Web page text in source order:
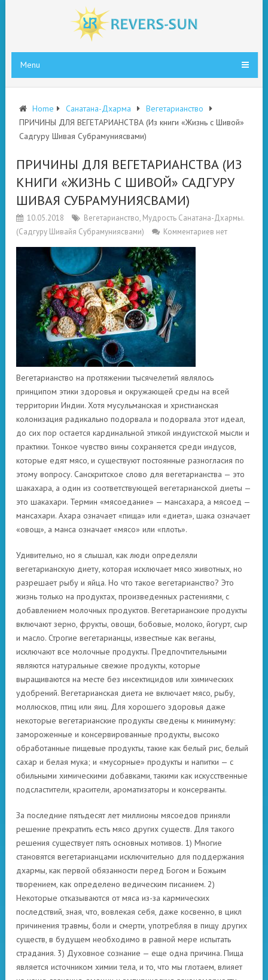
Menu
Home Санатана-Дхарма
Вегетарианство
ПРИЧИНЫ ДЛЯ ВЕГЕТАРИАНСТВА (Из книги «Жизнь с Шивой»
Садгуру Шивая Субрамуниясвами)
ПРИЧИНЫ ДЛЯ ВЕГЕТАРИАНСТВА (ИЗ
КНИГИ «ЖИЗНЬ С ШИВОЙ» САДГУРУ
ШИВАЯ СУБРАМУНИЯСВАМИ)
10.05.2018 Вегетарианство, Мудрость Санатана-Дхармы.
(Садгуру Шивайя Субрамуниясвами)
Комментариев нет
Вегетарианство на протяжении тысячелетий являлось
принципом этики здоровья и окружающей среды на всей
территории Индии. Хотя мусульманская и христианская
колонизация радикально подорвала и подорвала этот идеал,
до сих пор остается кардинальной этикой индуистской мысли и
практики. Тонкое чувство вины сохраняется среди индусов,
которые едят мясо, и существуют постоянные разногласия по
этому вопросу. Санскритское слово для вегетарианства — это
шакахара, а один из соответствующей вегетарианской диеты —
это шакахари. Термин «мясоедание» — мансахара, а мясоед —
мансахари. Ахара означает «пища» или «диета», шака означает
«овощ», а манса означает «мясо» или «плоть».
Удивительно, но я слышал, как люди определяли
вегетарианскую диету, которая исключает мясо животных, но
разрешает рыбу и яйца. Но что такое вегетарианство? Это
жизнь только на продуктах, произведенных растениями, с
добавлением молочных продуктов. Вегетарианские продукты
включают зерно, фрукты, овощи, бобовые, молоко, йогурт, сыр
и масло. Строгие вегетарианцы, известные как веганы,
исключают все молочные продукты. Предпочтительными
являются натуральные свежие продукты, которые
выращиваются на месте без инсектицидов или химических
удобрений. Вегетарианская диета не включает мясо, рыбу,
моллюсков, птиц или яиц. Для хорошего здоровья даже
некоторые вегетарианские продукты сведены к минимуму:
замороженные и консервированные продукты, высоко
обработанные пищевые продукты, такие как белый рис, белый
сахар и белая мука; и «мусорные» продукты и напитки — с
обильными химическими добавками, такими как искусственные
подсластители, красители, ароматизаторы и консерванты.
За последние пятьдесят лет миллионы мясоедов приняли
решение прекратить есть мясо других существ. Для такого
решения существует пять основных мотивов. 1) Многие
становятся вегетарианцами исключительно для поддержания
дхармы, как первой обязанности перед Богом и Божьим
творением, как определено ведическим писанием. 2)
Некоторые отказываются от мяса из-за кармических
последствий, зная, что, вовлекая себя, даже косвенно, в цикл
причинения травмы, боли и смерти, употребляя в пищу других
существ, в будущем необходимо в равной мере испытать
страдания. 3) Духовное сознание — еще одна причина. Пища
является источником химии тела, и то, что мы глотаем, влияет